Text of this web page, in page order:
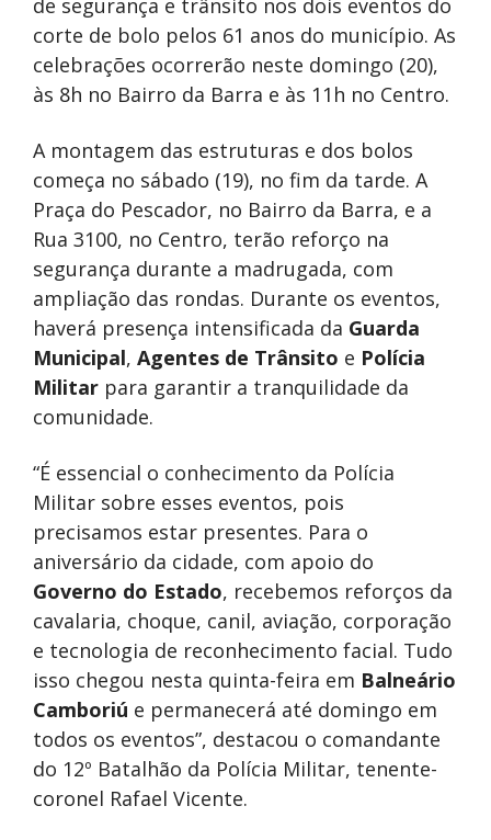
de segurança e trânsito nos dois eventos do
corte de bolo pelos 61 anos do município. As
celebrações ocorrerão neste domingo (20),
às 8h no Bairro da Barra e às 11h no Centro.
A montagem das estruturas e dos bolos
começa no sábado (19), no fim da tarde. A
Praça do Pescador, no Bairro da Barra, e a
Rua 3100, no Centro, terão reforço na
segurança durante a madrugada, com
ampliação das rondas. Durante os eventos,
haverá presença intensificada da Guarda
Municipal, Agentes de Trânsito e Polícia
Militar para garantir a tranquilidade da
comunidade.
“É essencial o conhecimento da Polícia
Militar sobre esses eventos, pois
precisamos estar presentes. Para o
aniversário da cidade, com apoio do
Governo do Estado, recebemos reforços da
cavalaria, choque, canil, aviação, corporação
e tecnologia de reconhecimento facial. Tudo
isso chegou nesta quinta-feira em Balneário
Camboriú e permanecerá até domingo em
todos os eventos”, destacou o comandante
do 12º Batalhão da Polícia Militar, tenente-
coronel Rafael Vicente.